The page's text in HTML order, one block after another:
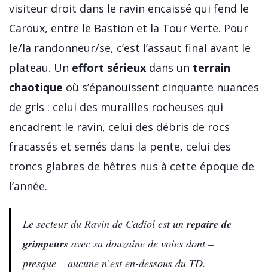
visiteur droit dans le ravin encaissé qui fend le
Caroux, entre le Bastion et la Tour Verte. Pour
le/la randonneur/se, c’est l’assaut final avant le
plateau. Un effort sérieux dans un terrain
chaotique où s’épanouissent cinquante nuances
de gris : celui des murailles rocheuses qui
encadrent le ravin, celui des débris de rocs
fracassés et semés dans la pente, celui des
troncs glabres de hêtres nus à cette époque de
l’année.
Le secteur du Ravin de Cadiol est unrepaire de
grimpeurs avec sa douzaine de voies dont –
presque – aucune n’est en-dessous du TD.